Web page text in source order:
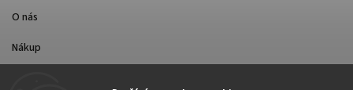
O nás
Nákup